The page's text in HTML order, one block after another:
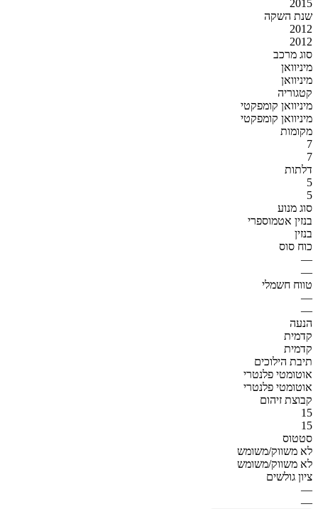
2015
שנת השקה
2012
2012
סוג מרכב
מיניוואן
מיניוואן
קטגוריה
מיניוואן קומפקטי
מיניוואן קומפקטי
מקומות
7
7
דלתות
5
5
סוג מנוע
בנזין אטמוספרי
בנזין
כוח סוס
—
—
טווח חשמלי
—
—
הנעה
קדמית
קדמית
תיבת הילוכים
אוטומטי פלנטרי
אוטומטי פלנטרי
קבוצת זיהום
15
15
סטטוס
לא משווק/משומש
לא משווק/משומש
ציון גולשים
—
—